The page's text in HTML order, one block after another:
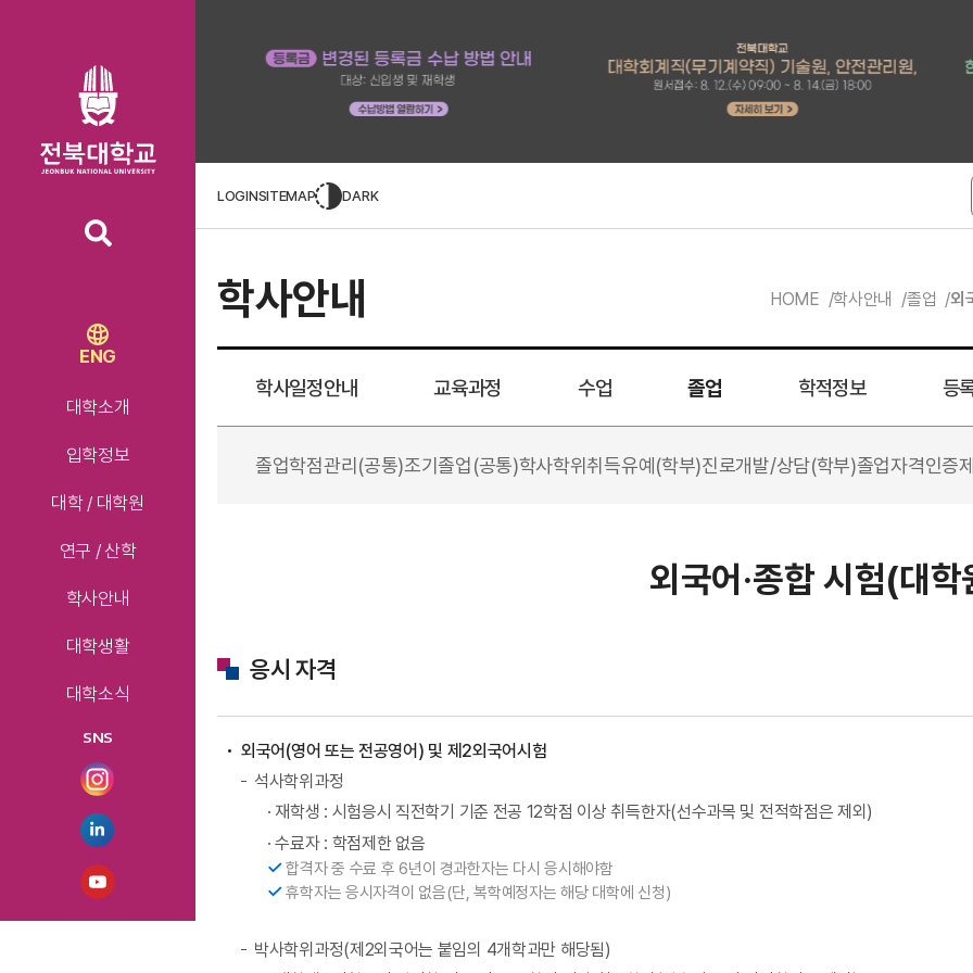
ENG
대학소개
입학정보
대학 / 대학원
연구 / 산학
학사안내
대학생활
대학소식
SNS
LOGINSITEMAP DARK
학사안내 HOME 학사안내 졸업 외
학사일정안내 교육과정 수업 졸업 학적정보 등
졸업학점관리(공통)조기졸업(공통)학사학위취득유예(학부)진로개발/상담(학부)졸업자격인증
외국어·종합 시험(대학
응시 자격
외국어(영어 또는 전공영어) 및 제2외국어시험
석사학위과정
· 재학생 : 시험응시 직전학기 기준 전공 12학점 이상 취득한자(선수과목 및 전적학점은 제외)
· 수료자 : 학점제한 없음
합격자 중 수료 후 6년이 경과한자는 다시 응시해야함
휴학자는 응시자격이 없음(단, 복학예정자는 해당 대학에 신청)
박사학위과정(제2외국어는 붙임의 4개학과만 해당됨)